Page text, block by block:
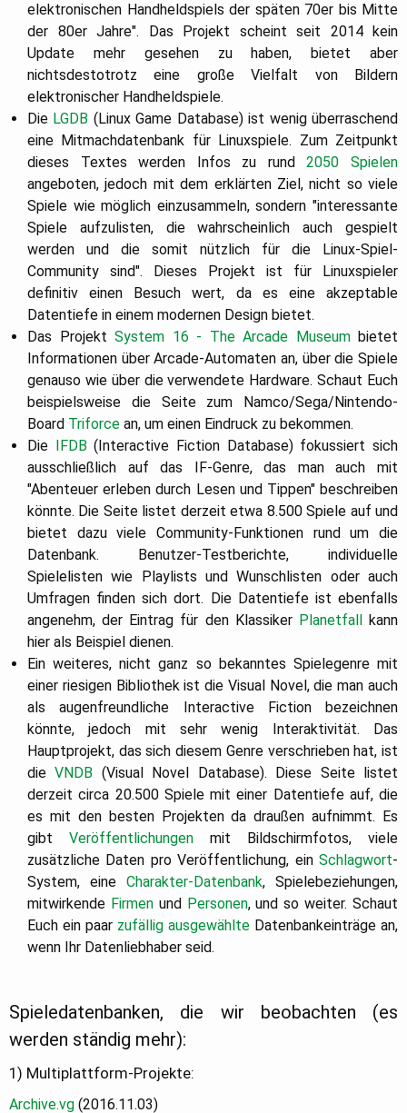
elektronischen Handheldspiels der späten 70er bis Mitte
der 80er Jahre". Das Projekt scheint seit 2014 kein
Update mehr gesehen zu haben, bietet aber
nichtsdestotrotz eine große Vielfalt von Bildern
elektronischer Handheldspiele.
Die LGDB (Linux Game Database) ist wenig überraschend
eine Mitmachdatenbank für Linuxspiele. Zum Zeitpunkt
dieses Textes werden Infos zu rund2050 Spielen
angeboten, jedoch mit dem erklärten Ziel, nicht so viele
Spiele wie möglich einzusammeln, sondern "interessante
Spiele aufzulisten, die wahrscheinlich auch gespielt
werden und die somit nützlich für die Linux-Spiel-
Community sind". Dieses Projekt ist für Linuxspieler
definitiv einen Besuch wert, da es eine akzeptable
Datentiefe in einem modernen Design bietet.
Das Projekt System 16 - The Arcade Museumbietet
Informationen über Arcade-Automaten an, über die Spiele
genauso wie über die verwendete Hardware. Schaut Euch
beispielsweise die Seite zum Namco/Sega/Nintendo-
Board Triforce an, um einen Eindruck zu bekommen.
Die IFDB (Interactive Fiction Database) fokussiert sich
ausschließlich auf das IF-Genre, das man auch mit
"Abenteuer erleben durch Lesen und Tippen" beschreiben
könnte. Die Seite listet derzeit etwa 8.500 Spiele auf und
bietet dazu viele Community-Funktionen rund um die
Datenbank. Benutzer-Testberichte, individuelle
Spielelisten wie Playlists und Wunschlisten oder auch
Umfragen finden sich dort. Die Datentiefe ist ebenfalls
angenehm, der Eintrag für den Klassiker Planetfallkann
hier als Beispiel dienen.
Ein weiteres, nicht ganz so bekanntes Spielegenre mit
einer riesigen Bibliothek ist die Visual Novel, die man auch
als augenfreundliche Interactive Fiction bezeichnen
könnte, jedoch mit sehr wenig Interaktivität. Das
Hauptprojekt, das sich diesem Genre verschrieben hat, ist
dieVNDB (Visual Novel Database). Diese Seite listet
derzeit circa 20.500 Spiele mit einer Datentiefe auf, die
es mit den besten Projekten da draußen aufnimmt. Es
gibt Veröffentlichungen mit Bildschirmfotos, viele
zusätzliche Daten pro Veröffentlichung, ein Schlagwort-
System, eine Charakter-Datenbank, Spielebeziehungen,
mitwirkende Firmenund Personen, und so weiter. Schaut
Euch ein paar zufällig ausgewählte Datenbankeinträge an,
wenn Ihr Datenliebhaber seid.
Spieledatenbanken, die wir beobachten (es
werden ständig mehr):
1) Multiplattform-Projekte:
Archive.vg (2016.11.03)